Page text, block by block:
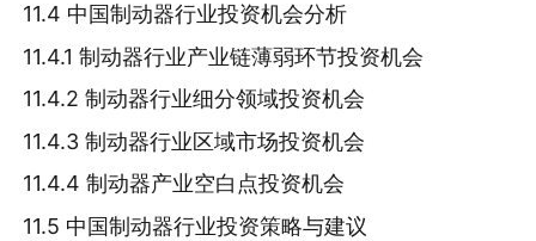
11.4 中国制动器行业投资机会分析
11.4.1 制动器行业产业链薄弱环节投资机会
11.4.2 制动器行业细分领域投资机会
11.4.3 制动器行业区域市场投资机会
11.4.4 制动器产业空白点投资机会
11.5 中国制动器行业投资策略与建议